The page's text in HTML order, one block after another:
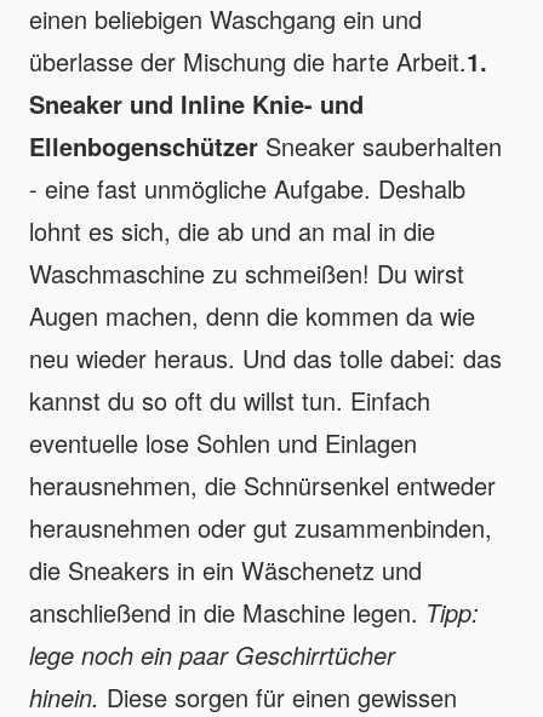
einen beliebigen Waschgang ein und
überlasse der Mischung die harte Arbeit.1.
Sneaker und Inline Knie- und
Ellenbogenschützer Sneaker sauberhalten
- eine fast unmögliche Aufgabe. Deshalb
lohnt es sich, die ab und an mal in die
Waschmaschine zu schmeißen! Du wirst
Augen machen, denn die kommen da wie
neu wieder heraus. Und das tolle dabei: das
kannst du so oft du willst tun. Einfach
eventuelle lose Sohlen und Einlagen
herausnehmen, die Schnürsenkel entweder
herausnehmen oder gut zusammenbinden,
die Sneakers in ein Wäschenetz und
anschließend in die Maschine legen. Tipp:
lege noch ein paar Geschirrtücher
hinein. Diese sorgen für einen gewissen